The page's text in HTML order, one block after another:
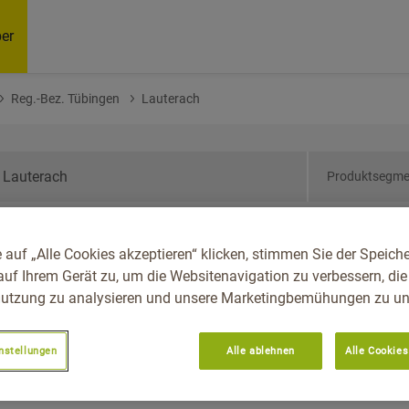
Reg.-Bez. Tübingen Lauterach
Württemberg, Reg.-
auf „Alle Cookies akzeptieren“ klicken, stimmen Sie der
Ihrem Gerät zu, um die Websitenavigation zu verbessern, die
zu analysieren und unsere Marketingbemühungen zu
Alle ablehnen Alle